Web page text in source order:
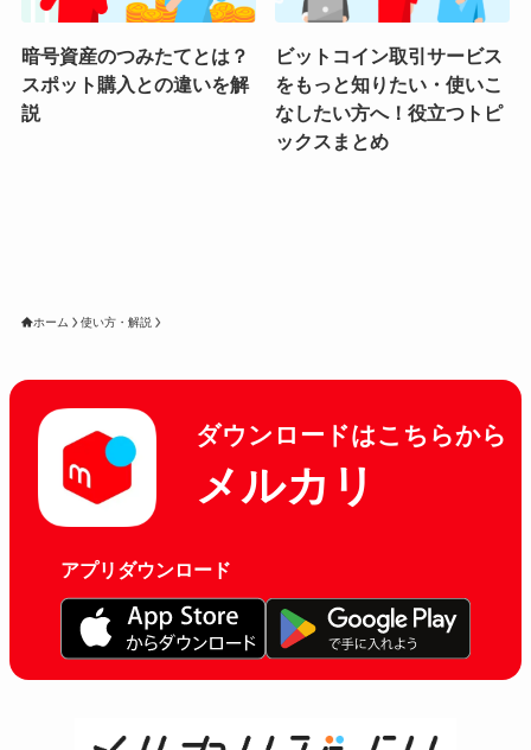
暗号資産のつみたてとは？
スポット購入との違いを解
説
ビットコイン取引サービス
をもっと知りたい・使いこ
なしたい方へ！役立つトピ
ックスまとめ
ホーム 使い方・解説
ダウンロードはこちらから
メルカリ
アプリダウンロード